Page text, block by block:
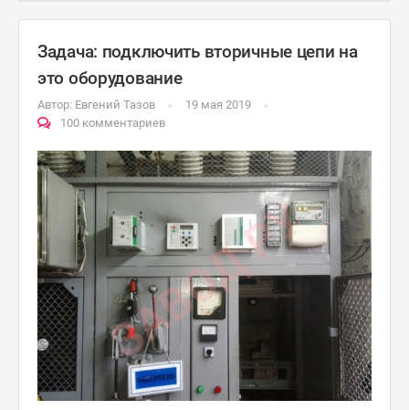
Задача: подключить вторичные цепи на
это оборудование
Автор: Евгений Тазов
19 мая 2019
100 комментариев